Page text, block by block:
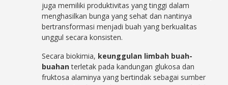
juga memiliki produktivitas yang tinggi dalam
menghasilkan bunga yang sehat dan nantinya
bertransformasi menjadi buah yang berkualitas
unggul secara konsisten.
Secara biokimia, keunggulan limbah buah-
buahanterletak pada kandungan glukosa dan
fruktosa alaminya yang bertindak sebagai sumber